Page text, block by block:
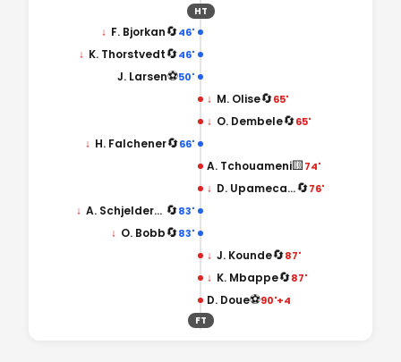
HT
46'
🔄
↓ F. Bjorkan
46'
🔄
↓ K. Thorstvedt
50'
⚽
J. Larsen
↓ M. Olise🔄65'
↓ O. Dembele🔄65'
66'
🔄
↓ H. Falchener
A. Tchouameni🟨74'
↓ D. Upamecano 🔄76'
83'
🔄
↓ A. Schjelderup
83'
🔄
↓ O. Bobb
↓ J. Kounde🔄87'
↓ K. Mbappe🔄87'
D. Doue⚽90'+4
FT